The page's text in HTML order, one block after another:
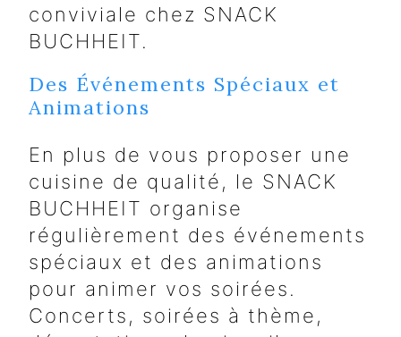
conviviale chez SNACK
BUCHHEIT.
Des Événements Spéciaux et
Animations
En plus de vous proposer une
cuisine de qualité, le SNACK
BUCHHEIT organise
régulièrement des événements
spéciaux et des animations
pour animer vos soirées.
Concerts, soirées à thème,